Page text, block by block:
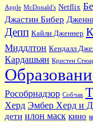
Apple McDonald's Netflix
Джастин Бибер
Депп Кайли Дженнер
Миддлтон Кендалл
Кардашьян Кристен
Рособрнадзор Собчак
Херд Эмбер Херд и
дети илон маск кино